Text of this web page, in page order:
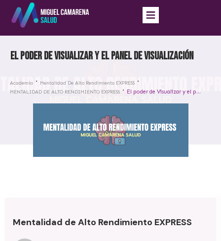
El poder de Visualizar y el panel de visualización
Academia
Mentalidad De Alto Rendimiento EXPRESS
MENTALIDAD DE ALTO RENDIMIENTO EXPRESS
El poder de Visualizar y el panel de visualización
Mentalidad de Alto Rendimiento EXPRESS